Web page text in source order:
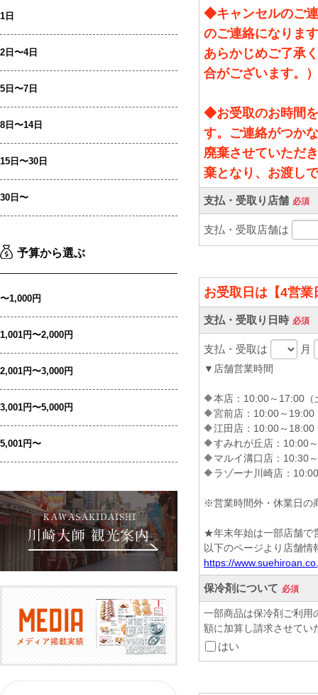
1日
2日〜4日
5日〜7日
8日〜14日
15日〜30日
30日〜
予算から選ぶ
〜1,000円
1,001円〜2,000円
2,001円〜3,000円
3,001円〜5,000円
5,001円〜